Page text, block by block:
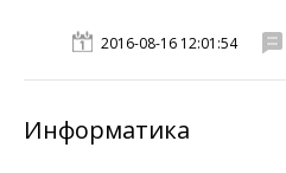
2016-08-16 12:01:54
Информатика